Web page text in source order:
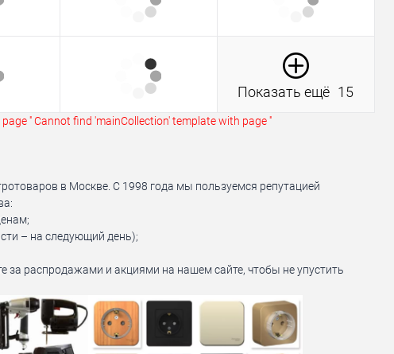
Показать ещё 15
''Cannot find 'mainCollection' template with page ''
в Москве. С 1998 года мы пользуемся репутацией
– на следующий день);
за распродажами и акциями на нашем сайте, чтобы не упустить